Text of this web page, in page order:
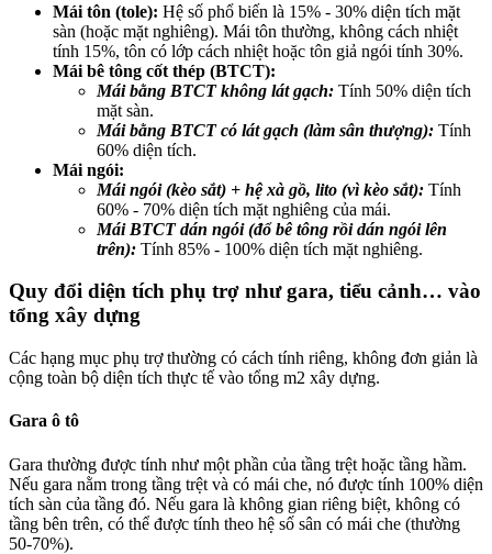
Mái tôn (tole): Hệ số phổ biến là 15% - 30% diện tích mặt
sàn (hoặc mặt nghiêng). Mái tôn thường, không cách nhiệt
tính 15%, tôn có lớp cách nhiệt hoặc tôn giả ngói tính 30%.
Mái bê tông cốt thép (BTCT):
Mái bằng BTCT không lát gạch: Tính 50% diện tích
mặt sàn.
Mái bằng BTCT có lát gạch (làm sân thượng): Tính
60% diện tích.
Mái ngói:
Mái ngói (kèo sắt) + hệ xà gồ, lito (vì kèo sắt): Tính
60% - 70% diện tích mặt nghiêng của mái.
Mái BTCT dán ngói (đổ bê tông rồi dán ngói lên
trên): Tính 85% - 100% diện tích mặt nghiêng.
Quy đổi diện tích phụ trợ như gara, tiểu cảnh… vào
tổng xây dựng
Các hạng mục phụ trợ thường có cách tính riêng, không đơn giản là
cộng toàn bộ diện tích thực tế vào tổng m2 xây dựng.
Gara ô tô
Gara thường được tính như một phần của tầng trệt hoặc tầng hầm.
Nếu gara nằm trong tầng trệt và có mái che, nó được tính 100% diện
tích sàn của tầng đó. Nếu gara là không gian riêng biệt, không có
tầng bên trên, có thể được tính theo hệ số sân có mái che (thường
50-70%).